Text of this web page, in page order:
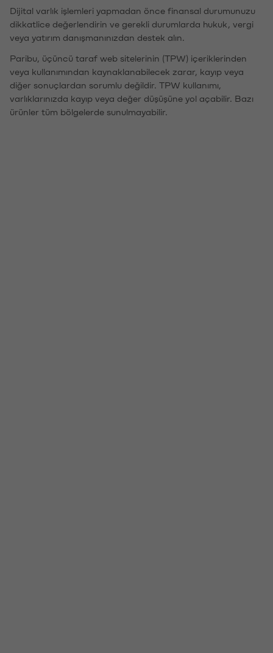
Dijital varlık işlemleri yapmadan önce finansal durumunuzu
dikkatlice değerlendirin ve gerekli durumlarda hukuk, vergi
veya yatırım danışmanınızdan destek alın.
Paribu, üçüncü taraf web sitelerinin (TPW) içeriklerinden
veya kullanımından kaynaklanabilecek zarar, kayıp veya
diğer sonuçlardan sorumlu değildir. TPW kullanımı,
varlıklarınızda kayıp veya değer düşüşüne yol açabilir. Bazı
ürünler tüm bölgelerde sunulmayabilir.